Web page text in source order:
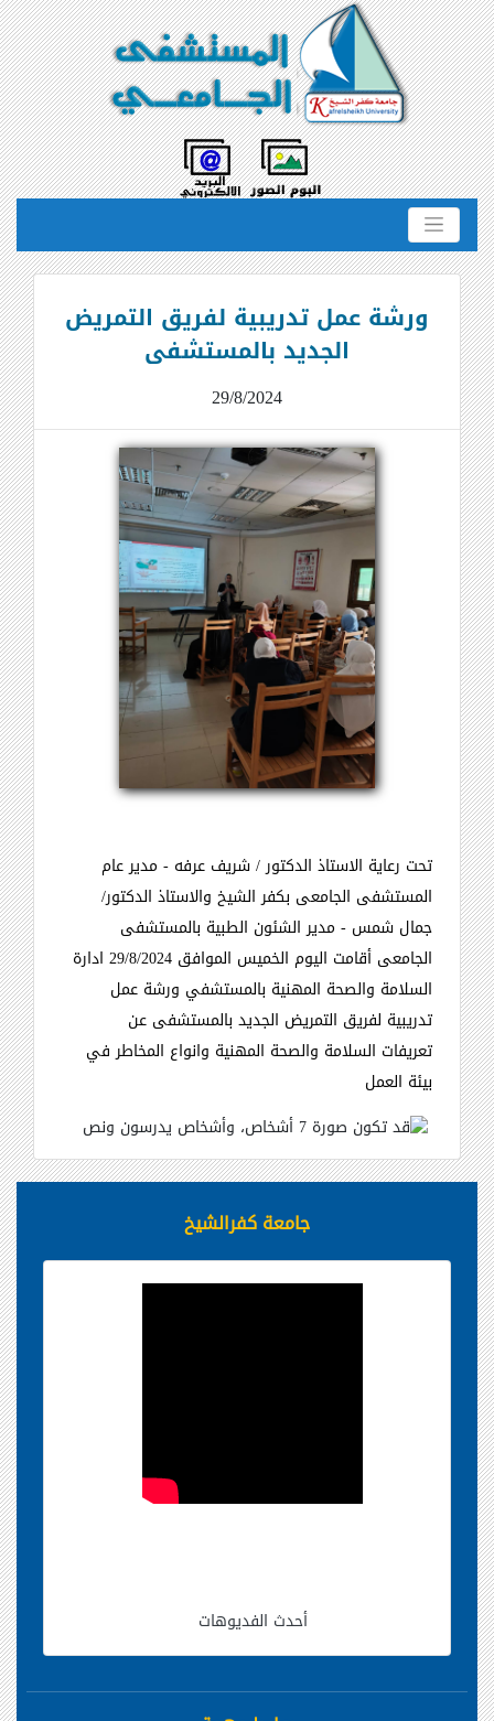
ورشة عمل تدريبية لفريق التمريض
الجديد بالمستشفى
29/8/2024
تحت رعاية الاستاذ الدكتور / شريف عرفه - مدير عام
المستشفى الجامعى بكفر الشيخ والاستاذ الدكتور/
جمال شمس - مدير الشئون الطبية بالمستشفى
الجامعى أقامت اليوم الخميس الموافق 29/8/2024 ادارة
السلامة والصحة المهنية بالمستشفي ورشة عمل
تدريبية لفريق التمريض الجديد بالمستشفى عن
تعريفات السلامة والصحة المهنية وانواع المخاطر في
بيئة العمل
جامعة كفرالشيخ
أحدث الفديوهات